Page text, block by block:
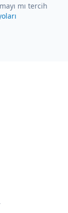
mı tercih